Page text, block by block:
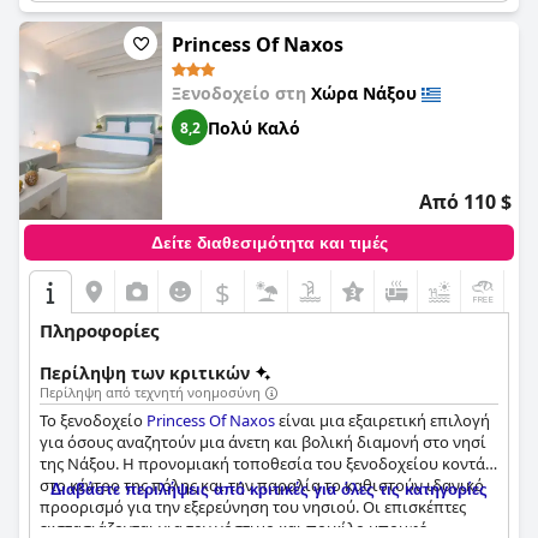
πόδια. Οι επισκέπτες επαινούν συνεχώς τα άνετα κρεβάτια με
πολλούς να τα περιγράφουν ως τα πιο άνετα που έχουν
κοιμηθεί ποτέ. Συνολικά, το
επιλογή για όσους αναζητούν πολυτελή και καλόγουστα
σχεδιασμένα καταλύματα σε ένα γραφικό ελληνικό νησί.
Princess Of Naxos
Ξενοδοχείο στη Χώρα Νάξου
8,2 Πολύ Καλό
Από 110 $
Δείτε διαθεσιμότητα και τιμές
$
Πληροφορίες
Περίληψη των κριτικών
Περίληψη από τεχνητή νοημοσύνη
Το ξενοδοχείο Princess Of Naxosείναι μια εξαιρετική επιλογή
για όσους αναζητούν μια άνετη και βολική διαμονή στο νησί
της Νάξου. Η προνομιακή τοποθεσία του ξενοδοχείου κοντά
στο κέντρο της πόλης και την παραλία το καθιστούν ιδανικό
προορισμό για την εξερεύνηση του νησιού. Οι επισκέπτες
εκστασιάζονται για τον νόστιμο και ποικίλο μπουφέ
Διαβάστε περιλήψεις από κριτικές για όλες τις κατηγορίες